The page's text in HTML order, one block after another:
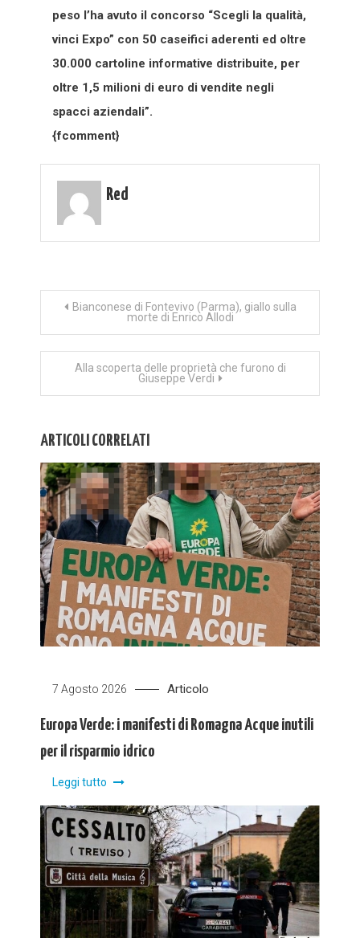
peso l’ha avuto il concorso “Scegli la qualità,
vinci Expo” con 50 caseifici aderenti ed oltre
30.000 cartoline informative distribuite, per
oltre 1,5 milioni di euro di vendite negli
spacci aziendali”.
{fcomment}
Red
Navigazione
articoli
Bianconese di Fontevivo (Parma), giallo sulla
morte di Enrico Allodi
Alla scoperta delle proprietà che furono di
Giuseppe Verdi
ARTICOLI CORRELATI
7 Agosto 2026 Articolo
Europa Verde: i manifesti di Romagna Acque inutili
per il risparmio idrico
Leggi tutto